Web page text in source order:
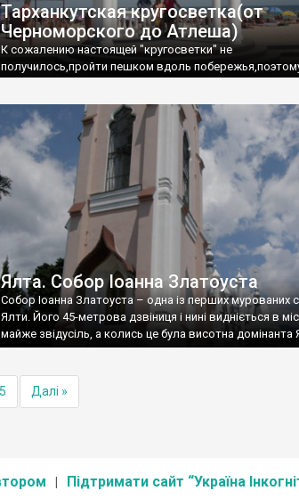
Тарханкутская кругосветка(от
Черноморского до Атлеша)
К сожалению настоящей "кругосветки" не
получилось,пройти пешком вдоль
Ялта. Собор Іоанна Златоуста
Собор Іоанна Златоуста – одна із перших мурованих
Ялти. Його 45-метрова дзвіниця і нині видніється в
майже звідусіль, а колись це була висотна домінанта
5 Далі »
Підтримати сайт “Україна